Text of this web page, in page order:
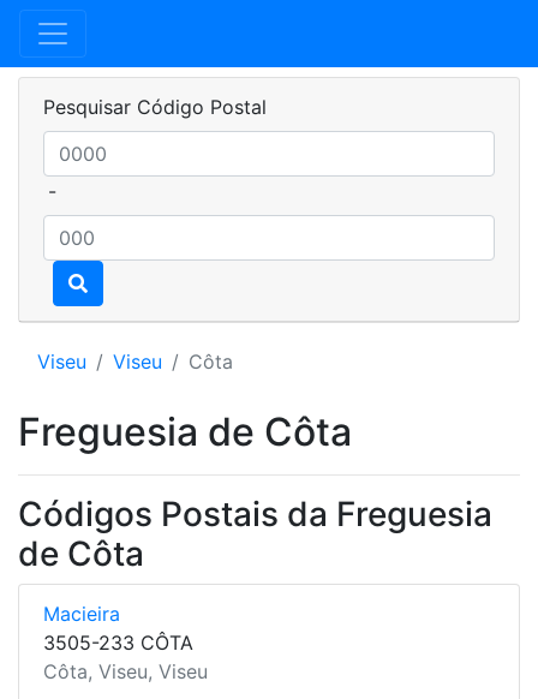
Pesquisar Código Postal
-
Viseu Viseu Côta
Freguesia de Côta
Códigos Postais da Freguesia
de Côta
Macieira
3505-233 CÔTA
Côta, Viseu, Viseu